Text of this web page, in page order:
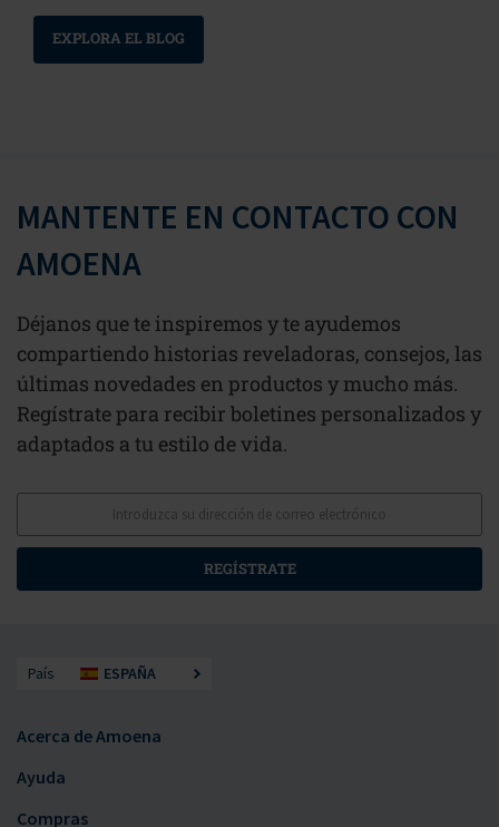
EXPLORA EL BLOG
MANTENTE EN CONTACTO CON
AMOENA
Déjanos que te inspiremos y te ayudemos
compartiendo historias reveladoras, consejos, las
últimas novedades en productos y mucho más.
Regístrate para recibir boletines personalizados y
adaptados a tu estilo de vida.
REGÍSTRATE
País ESPAÑA
Acerca de Amoena
Ayuda
Compras